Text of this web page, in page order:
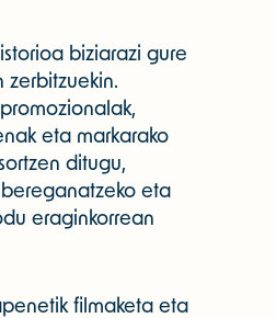
biziarazi gure
eta markarako
ditugu,
eta
eraginkorrean
filmaketa eta